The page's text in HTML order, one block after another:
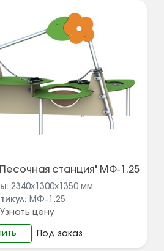
станция" МФ-1.25
2340х1300х1350 мм
МФ-1.25
Узнать цену
Под заказ